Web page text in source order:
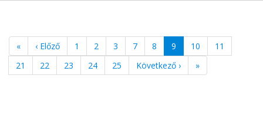
« ‹ Előző 1 2 3 7 8 9 10
11
21
22 23 24 25 Következő › »